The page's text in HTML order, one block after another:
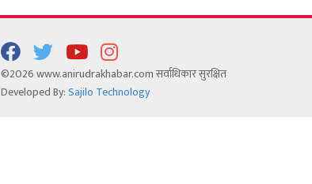
©2026 www.anirudrakhabar.com सर्वाधिकार सुरक्षित
Developed By:Sajilo Technology